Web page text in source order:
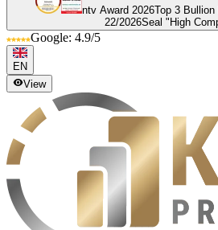
ntv Award 2026Top 3 Bullion
22/2026Seal "High
Google: 4.9/5
EN
View